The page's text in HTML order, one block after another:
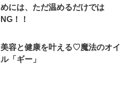
めには、ただ温めるだけでは
NG！！
美容と健康を叶える♡魔法のオイ
ル「ギー」